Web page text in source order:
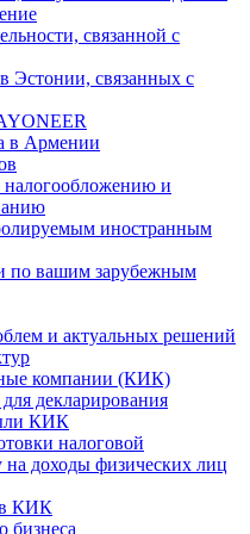
связанной с
Эстонии, связанных с
в Армении
налогообложению и
иностранным
по вашим зарубежным
и актуальных решений
компании (КИК)
декларирования
КИК
налоговой
на доходы физических лиц
КИК
бизнеса